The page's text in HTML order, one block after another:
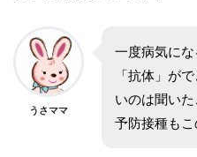
うさママ
一度病気に
「抗体」が
いのは聞いた
予防接種もこ